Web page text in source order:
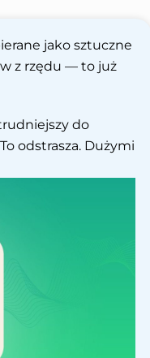
jako sztuczne
z rzędu — to już
do
odstrasza. Dużymi